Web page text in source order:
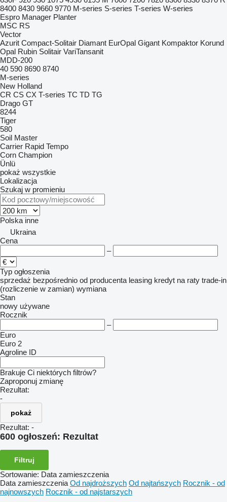
8400 8430 9660 9770 M-series S-series T-series W-series
Espro Manager Planter
MSC RS
Vector
Azurit Compact-Solitair Diamant EurOpal Gigant Kompaktor Korund
Opal Rubin Solitair VariTansanit
MDD-200
40 590 8690 8740
M-series
New Holland
CR CS CX T-series TC TD TG
Drago GT
8244
Tiger
580
Soil Master
Carrier Rapid Tempo
Corn Champion
Ünlü
pokaż wszystkie
Lokalizacja
Szukaj w promieniu
Polska inne
Ukraina
Cena
–
Typ ogłoszenia
sprzedaż bezpośrednio od producenta leasing kredyt na raty trade-in
(rozliczenie w zamian) wymiana
Stan
nowy używane
Rocznik
–
Euro
Euro 2
Agroline ID
Brakuje Ci niektórych filtrów?
Zaproponuj zmianę
Rezultat:
-
pokaż
Rezultat: -
600 ogłoszeń: Rezultat
Filtruj
Sortowanie: Data zamieszczenia
Data zamieszczenia Od najdroższych Od najtańszych Rocznik - od
najnowszych Rocznik - od najstarszych